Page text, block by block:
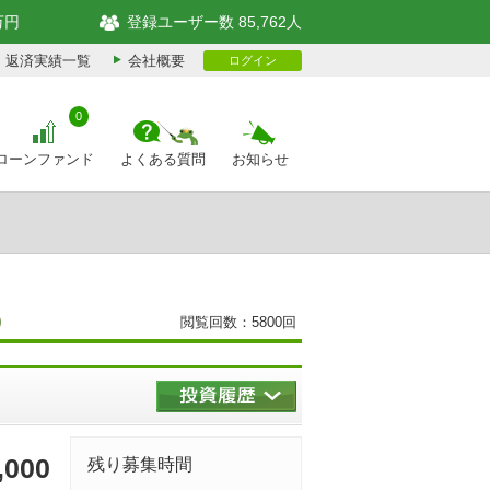
円 登録ユーザー数 85,762人
返済実績一覧 会社概要 ログイン
ーンファンド
0
よくある質問 お知らせ
閲覧回数：5800回
残り募集時間